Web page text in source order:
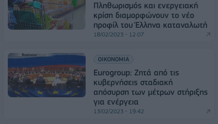
Πληθωρισμός και ενεργειακή
κρίση διαμορφώνουν το νέο
προφίλ του Έλληνα καταναλωτή
18/02/2023 - 12:07
ΟΙΚΟΝΟΜΙΑ
Eurogroup: Ζητά από τις
κυβερνήσεις σταδιακή
απόσυρση των μέτρων στήριξης
για ενέργεια
13/02/2023 - 19:42